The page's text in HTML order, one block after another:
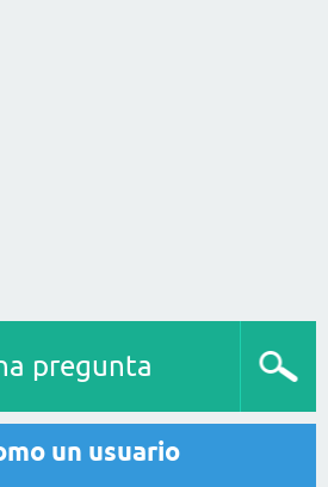
pregunta
un usuario